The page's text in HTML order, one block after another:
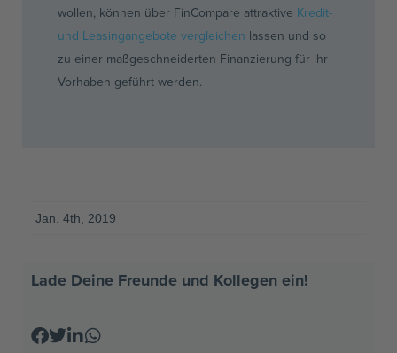
wollen, können über FinCompare attraktive Kredit-
und Leasingangebote vergleichen lassen und so
zu einer maßgeschneiderten Finanzierung für ihr
Vorhaben geführt werden.
Jan. 4th, 2019
Lade Deine Freunde und Kollegen ein!